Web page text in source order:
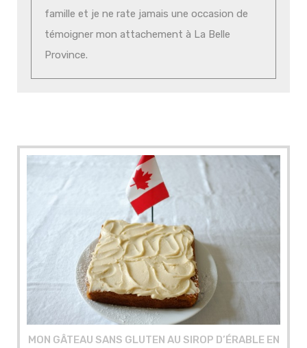
famille et je ne rate jamais une occasion de
témoigner mon attachement à La Belle
Province.
MON GÂTEAU SANS GLUTEN AU SIROP D’ÉRABLE EN